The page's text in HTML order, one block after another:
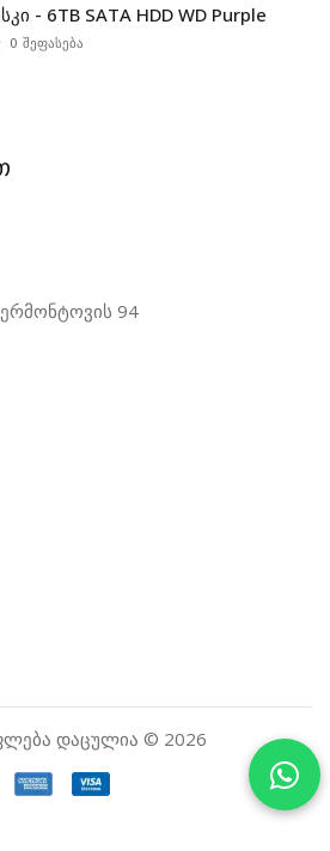
- 6TB SATA HDD WD Purple
0 შეფასება
94
დაცულია © 2026